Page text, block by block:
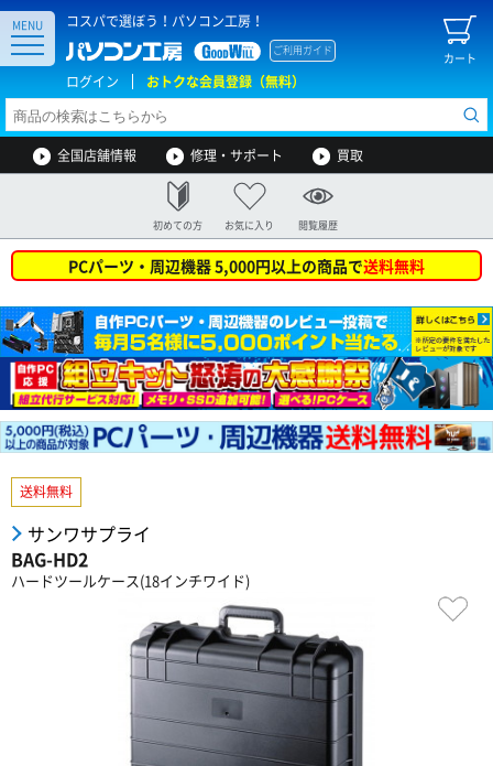
コスパで選ぼう！パソコン工房！
カート
ご利用ガイド
ログイン おトクな会員登録（無料）
MENU
全国店舗情報 修理・サポート 買取
初めての方 お気に入り 閲覧履歴
PCパーツ・周辺機器 5,000円以上の商品で送料無料
送料無料
サンワサプライ
BAG-HD2
ハードツールケース(18インチワイド)